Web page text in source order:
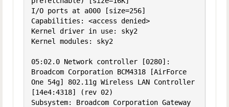
I/O ports at a000 [size=256]
Capabilities: <access denied>
Kernel driver in use: sky2
Kernel modules: sky2
05:02.0 Network controller [0280]:
Broadcom Corporation BCM4318 [AirForce
One 54g] 802.11g Wireless LAN Controller
[14e4:4318] (rev 02)
Subsystem: Broadcom Corporation Gateway